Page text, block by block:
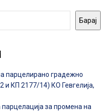
Барај
парцелирано градежно
и КП 2177/14) КО Гевгелија,
за промена на